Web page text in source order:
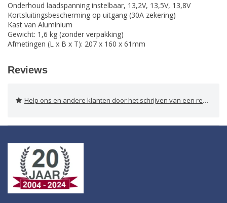
Onderhoud laadspanning instelbaar, 13,2V, 13,5V, 13,8V
Kortsluitingsbescherming op uitgang (30A zekering)
Kast van Aluminium
Gewicht: 1,6 kg (zonder verpakking)
Afmetingen (L x B x T): 207 x 160 x 61mm
Reviews
Help ons en andere klanten door het schrijven van een review